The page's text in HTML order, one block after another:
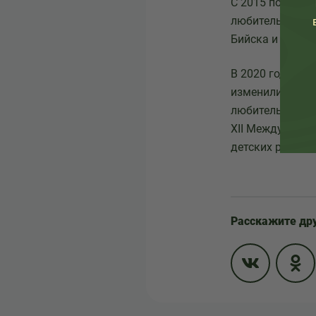
любительские
Бийска и
В 2020 году в
изменили
любительских
XII
детских руках»
Расскажите